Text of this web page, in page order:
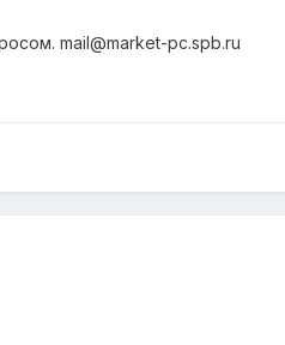
mail@market-pc.spb.ru